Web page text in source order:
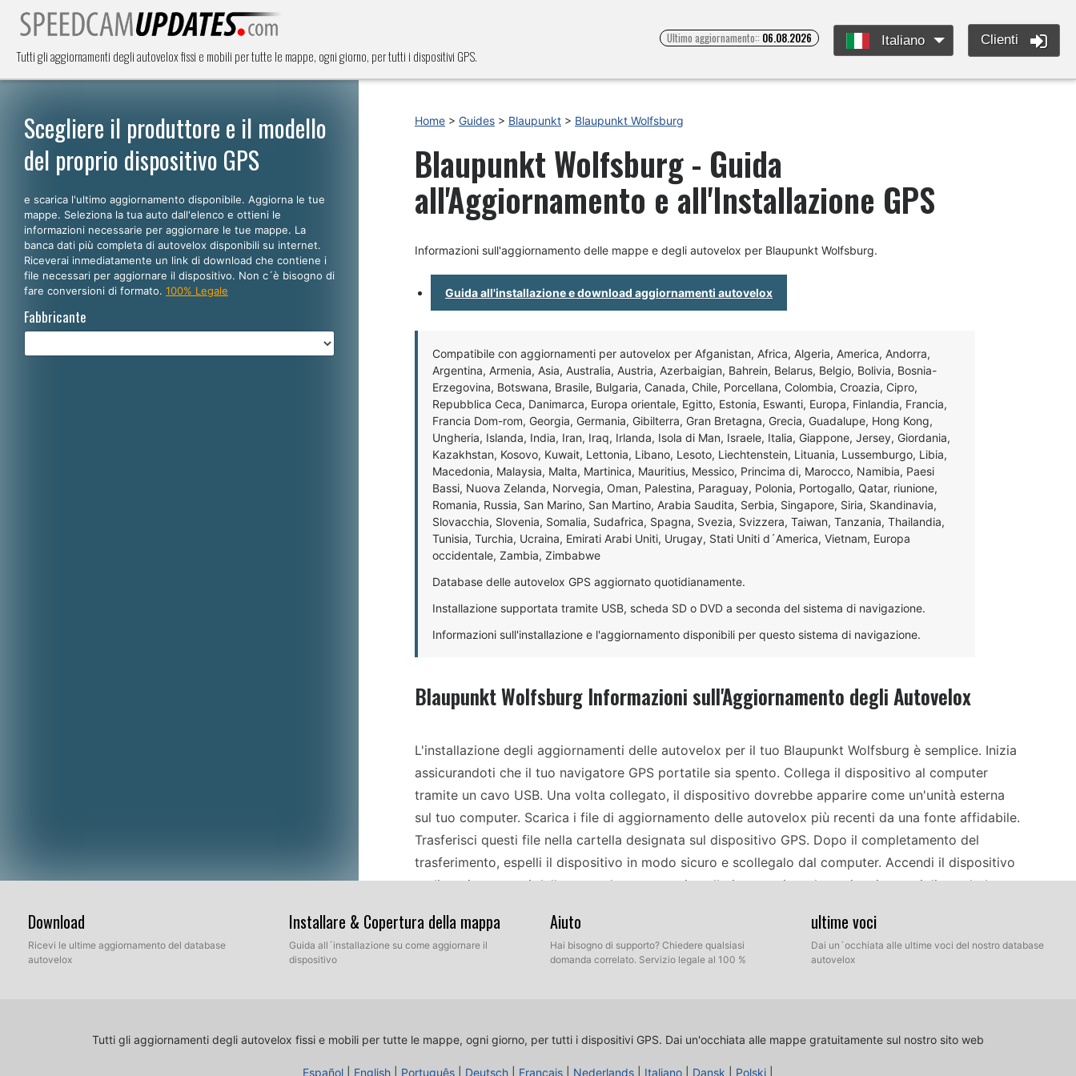
Tutti gli aggiornamenti degli autovelox fissi e mobili per tutte le mappe, ogni giorno, per tutti i dispositivi GPS.
Ultimo aggiornamento:: 06.08.2026 Italiano Clienti
Scegliere il produttore e il modello
del proprio dispositivo GPS
e scarica l'ultimo aggiornamento disponibile. Aggiorna le tue
mappe. Seleziona la tua auto dall'elenco e ottieni le
informazioni necessarie per aggiornare le tue mappe. La
banca dati più completa di autovelox disponibili su internet.
Riceverai inmediatamente un link di download che contiene i
file necessari per aggiornare il dispositivo. Non c´è bisogno di
fare conversioni di formato. 100% Legale
Fabbricante
Home > Guides > Blaupunkt > Blaupunkt Wolfsburg
Blaupunkt Wolfsburg - Guida
all'Aggiornamento e all'Installazione GPS
Informazioni sull'aggiornamento delle mappe e degli autovelox per Blaupunkt Wolfsburg.
Guida all'installazione e download aggiornamenti autovelox
Compatibile con aggiornamenti per autovelox per Afganistan, Africa, Algeria, America, Andorra,
Argentina, Armenia, Asia, Australia, Austria, Azerbaigian, Bahrein, Belarus, Belgio, Bolivia, Bosnia-
Erzegovina, Botswana, Brasile, Bulgaria, Canada, Chile, Porcellana, Colombia, Croazia, Cipro,
Repubblica Ceca, Danimarca, Europa orientale, Egitto, Estonia, Eswanti, Europa, Finlandia, Francia,
Francia Dom-rom, Georgia, Germania, Gibilterra, Gran Bretagna, Grecia, Guadalupe, Hong Kong,
Ungheria, Islanda, India, Iran, Iraq, Irlanda, Isola di Man, Israele, Italia, Giappone, Jersey, Giordania,
Kazakhstan, Kosovo, Kuwait, Lettonia, Libano, Lesoto, Liechtenstein, Lituania, Lussemburgo, Libia,
Macedonia, Malaysia, Malta, Martinica, Mauritius, Messico, Princima di, Marocco, Namibia, Paesi
Bassi, Nuova Zelanda, Norvegia, Oman, Palestina, Paraguay, Polonia, Portogallo, Qatar, riunione,
Romania, Russia, San Marino, San Martino, Arabia Saudita, Serbia, Singapore, Siria, Skandinavia,
Slovacchia, Slovenia, Somalia, Sudafrica, Spagna, Svezia, Svizzera, Taiwan, Tanzania, Thailandia,
Tunisia, Turchia, Ucraina, Emirati Arabi Uniti, Urugay, Stati Uniti d´America, Vietnam, Europa
occidentale, Zambia, Zimbabwe
Database delle autovelox GPS aggiornato quotidianamente.
Installazione supportata tramite USB, scheda SD o DVD a seconda del sistema di navigazione.
Informazioni sull'installazione e l'aggiornamento disponibili per questo sistema di navigazione.
Blaupunkt Wolfsburg Informazioni sull'Aggiornamento degli Autovelox
L'installazione degli aggiornamenti delle autovelox per il tuo Blaupunkt Wolfsburg è semplice. Inizia
assicurandoti che il tuo navigatore GPS portatile sia spento. Collega il dispositivo al computer
tramite un cavo USB. Una volta collegato, il dispositivo dovrebbe apparire come un'unità esterna
sul tuo computer. Scarica i file di aggiornamento delle autovelox più recenti da una fonte affidabile.
Trasferisci questi file nella cartella designata sul dispositivo GPS. Dopo il completamento del
trasferimento, espelli il dispositivo in modo sicuro e scollegalo dal computer. Accendi il dispositivo
e gli aggiornamenti delle autovelox saranno installati e pronti per la navigazione, migliorando la
Usare il Blaupunkt Wolfsburg come strumento GPS offline di riferimento può semplificare
tuo percorso. Questo è particolarmente utile quando si viaggia in tutta Europa, dove i limiti di
Download
Ricevi le ultime aggiornamento del database
autovelox
Installare & Copertura della mappa
Guida all´installazione su come aggiornare il
dispositivo
Aiuto
Hai bisogno di supporto? Chiedere qualsiasi
domanda correlato. Servizio legale al 100 %
ultime voci
Dai un´occhiata alle ultime voci del nostro database
autovelox
Tutti gli aggiornamenti degli autovelox fissi e mobili per tutte le mappe, ogni giorno, per tutti i dispositivi GPS. Dai un'occhiata alle mappe gratuitamente sul nostro sito web
Español English Português Deutsch Français Nederlands Italiano Dansk Polski